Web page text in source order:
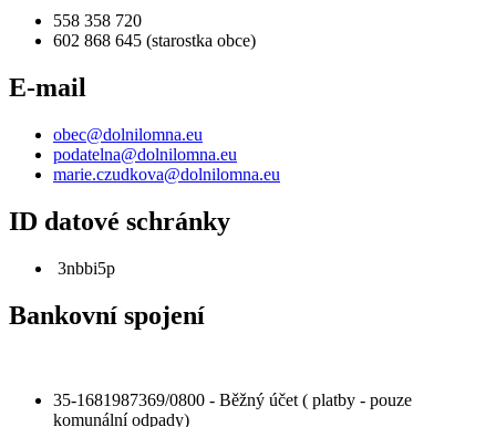
558 358 720
602 868 645 (starostka obce)
E-mail
obec@dolnilomna.eu
podatelna@dolnilomna.eu
marie.czudkova@dolnilomna.eu
ID datové schránky
3nbbi5p
Bankovní spojení
35-1681987369/0800 - Běžný účet ( platby - pouze
komunální odpady)